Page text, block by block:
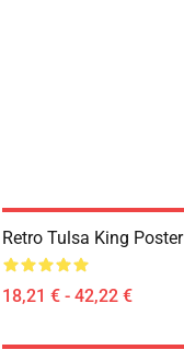
Retro Tulsa King Poster
18,21 € - 42,22 €